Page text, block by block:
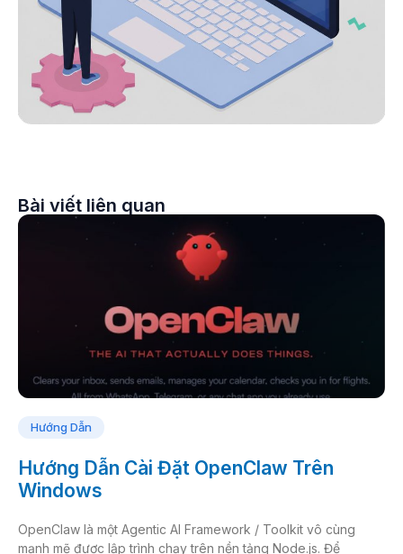
Bài viết liên quan
Hướng Dẫn
Hướng Dẫn Cài Đặt OpenClaw Trên
Windows
OpenClaw là một Agentic AI Framework / Toolkit vô cùng
mạnh mẽ được lập trình chạy trên nền tảng Node.js. Để